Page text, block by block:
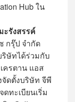
Hub ใน
ะรังสรรค์
กรุ๊ป จำกัด
ริษัทได้ร่วมกับ
ครตาน แอส
ดตั้งบริษัท จีพี
ทะเบียนเริ่ม